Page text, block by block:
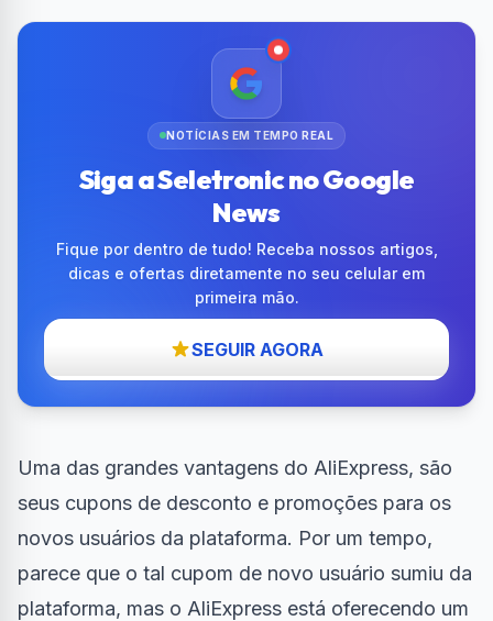
NOTÍCIAS EM TEMPO REAL
Siga a Seletronic no Google
News
Fique por dentro de tudo! Receba nossos artigos,
dicas e ofertas diretamente no seu celular em
primeira mão.
SEGUIR AGORA
Uma das grandes vantagens do AliExpress, são
seus cupons de desconto e promoções para os
novos usuários da plataforma. Por um tempo,
parece que o tal cupom de novo usuário sumiu da
plataforma, mas o AliExpress está oferecendo um